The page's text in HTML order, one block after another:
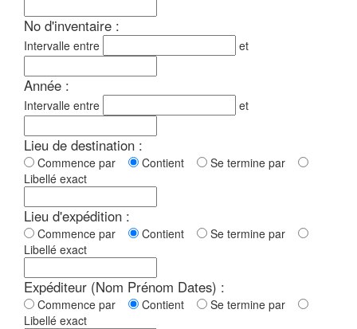
No d'inventaire :
Intervalle entre et
Année :
Intervalle entre et
Lieu de destination :
Commence par Contient
Se termine par
Libellé exact
Lieu d'expédition :
Commence par Contient
Se termine par
Libellé exact
Expéditeur (Nom Prénom Dates) :
Commence par Contient
Se termine par
Libellé exact